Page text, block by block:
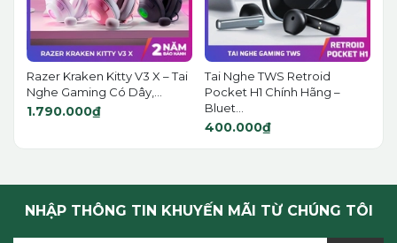
Razer Kraken Kitty V3 X – Tai
Nghe Gaming Có Dây,...
1.790.000₫
Tai Nghe TWS Retroid
Pocket H1 Chính Hãng –
Bluet...
400.000₫
NHẬP THÔNG TIN KHUYẾN MÃI TỪ CHÚNG TÔI